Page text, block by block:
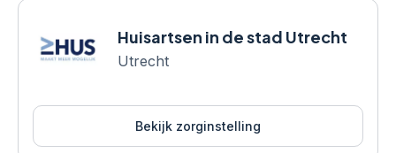
Huisartsen in de stad Utrecht
Utrecht
Bekijk zorginstelling